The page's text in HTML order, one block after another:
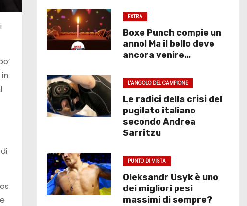
EXTRA
Boxe Punch compie un
anno! Ma il bello deve
ancora venire…
L'ANGOLO DEL CAMPIONE
Le radici della crisi del
pugilato italiano
secondo Andrea
Sarritzu
PUNTO DI VISTA
Oleksandr Usyk è uno
dei migliori pesi
massimi di sempre?